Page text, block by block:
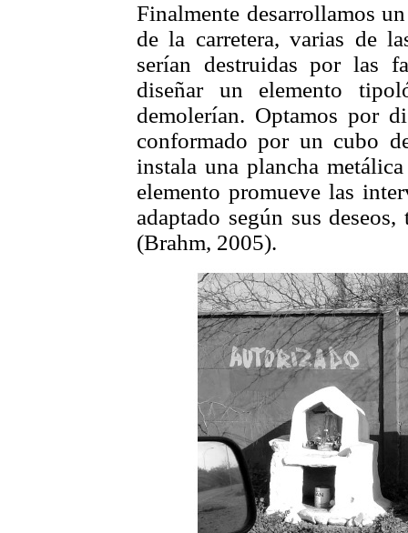
Finalmente desarrollamos
de la carretera, varias de
serían destruidas por las
diseñar un elemento
demolerían. Optamos por
conformado por un cubo
instala una plancha
elemento promueve las
adaptado según sus
(Brahm, 2005).